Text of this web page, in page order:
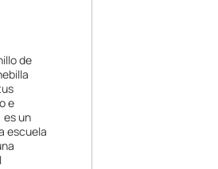
de
e
es un
escuela